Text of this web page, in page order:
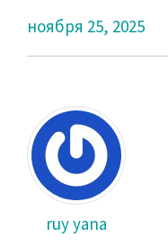
ноября 25, 2025
ruy yana